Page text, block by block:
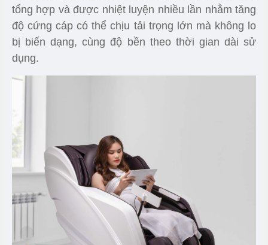
tổng hợp và được nhiệt luyện nhiều lần nhằm tăng
độ cứng cáp có thể chịu tải trọng lớn mà không lo
bị biến dạng, cùng độ bền theo thời gian dài sử
dụng.